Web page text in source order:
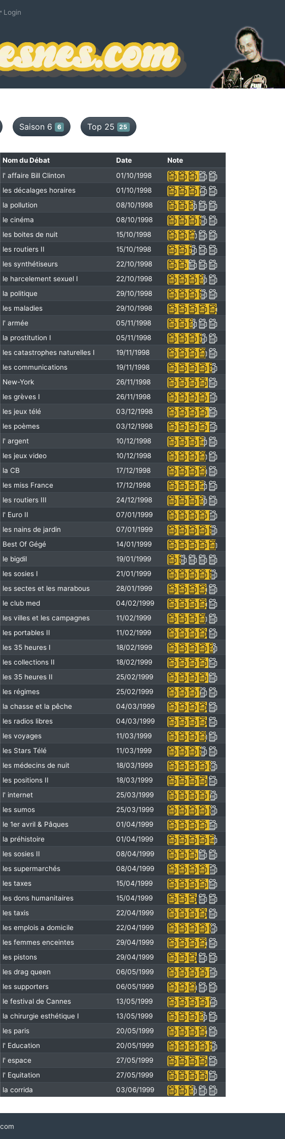
Login
Saison 6 6 Top 25 25
Nom du Débat Date
Note
l' affaire Bill Clinton
01/10/1998
les décalages horaires
01/10/1998
la pollution
08/10/1998
le cinéma
08/10/1998
les boites de nuit
15/10/1998
les routiers II
15/10/1998
les synthétiseurs
22/10/1998
le harcelement sexuel I
22/10/1998
la politique
29/10/1998
les maladies
29/10/1998
l' armée
05/11/1998
la prostitution I
05/11/1998
les catastrophes naturelles I
19/11/1998
les communications
19/11/1998
New-York
26/11/1998
les grèves I
26/11/1998
les jeux télé
03/12/1998
les poèmes
03/12/1998
l' argent
10/12/1998
les jeux video
10/12/1998
la CB
17/12/1998
les miss France
17/12/1998
les routiers III
24/12/1998
l' Euro II
07/01/1999
les nains de jardin
07/01/1999
Best Of Gégé
14/01/1999
le bigdil
19/01/1999
les sosies I
21/01/1999
les sectes et les marabous
28/01/1999
le club med
04/02/1999
les villes et les campagnes
11/02/1999
les portables II
11/02/1999
les 35 heures I
18/02/1999
les collections II
18/02/1999
les 35 heures II
25/02/1999
les régimes
25/02/1999
la chasse et la pêche
04/03/1999
les radios libres
04/03/1999
les voyages
11/03/1999
les Stars Télé
11/03/1999
les médecins de nuit
18/03/1999
les positions II
18/03/1999
l' internet
25/03/1999
les sumos
25/03/1999
le 1er avril & Pâques
01/04/1999
la préhistoire
01/04/1999
les sosies II
08/04/1999
les supermarchés
08/04/1999
les taxes
15/04/1999
les dons humanitaires
15/04/1999
les taxis
22/04/1999
les emplois a domicile
22/04/1999
les femmes enceintes
29/04/1999
les pistons
29/04/1999
les drag queen
06/05/1999
les supporters
06/05/1999
le festival de Cannes
13/05/1999
la chirurgie esthétique I
13/05/1999
les paris
20/05/1999
l' Education
20/05/1999
l' espace
27/05/1999
l' Equitation
27/05/1999
la corrida
03/06/1999